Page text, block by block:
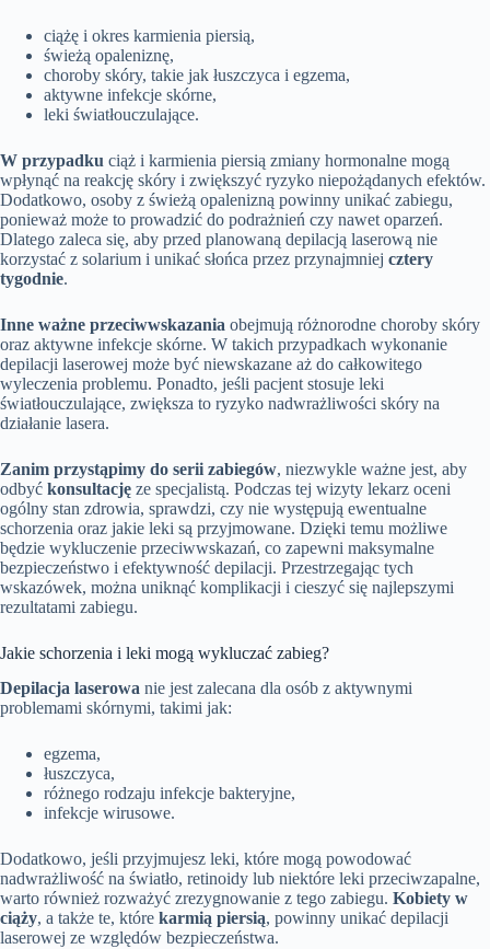
ciążę i okres karmienia piersią,
świeżą opaleniznę,
choroby skóry, takie jak łuszczyca i egzema,
aktywne infekcje skórne,
leki światłouczulające.
W przypadku ciąż i karmienia piersią zmiany hormonalne mogą
wpłynąć na reakcję skóry i zwiększyć ryzyko niepożądanych efektów.
Dodatkowo, osoby z świeżą opalenizną powinny unikać zabiegu,
ponieważ może to prowadzić do podrażnień czy nawet oparzeń.
Dlatego zaleca się, aby przed planowaną depilacją laserową nie
korzystać z solarium i unikać słońca przez przynajmniej cztery
tygodnie.
Inne ważne przeciwwskazania obejmują różnorodne choroby skóry
oraz aktywne infekcje skórne. W takich przypadkach wykonanie
depilacji laserowej może być niewskazane aż do całkowitego
wyleczenia problemu. Ponadto, jeśli pacjent stosuje leki
światłouczulające, zwiększa to ryzyko nadwrażliwości skóry na
działanie lasera.
Zanim przystąpimy do serii zabiegów, niezwykle ważne jest, aby
odbyć konsultację ze specjalistą. Podczas tej wizyty lekarz oceni
ogólny stan zdrowia, sprawdzi, czy nie występują ewentualne
schorzenia oraz jakie leki są przyjmowane. Dzięki temu możliwe
będzie wykluczenie przeciwwskazań, co zapewni maksymalne
bezpieczeństwo i efektywność depilacji. Przestrzegając tych
wskazówek, można uniknąć komplikacji i cieszyć się najlepszymi
rezultatami zabiegu.
Jakie schorzenia i leki mogą wykluczać zabieg?
Depilacja laserowa nie jest zalecana dla osób z aktywnymi
problemami skórnymi, takimi jak:
egzema,
łuszczyca,
różnego rodzaju infekcje bakteryjne,
infekcje wirusowe.
Dodatkowo, jeśli przyjmujesz leki, które mogą powodować
nadwrażliwość na światło, retinoidy lub niektóre leki przeciwzapalne,
warto również rozważyć zrezygnowanie z tego zabiegu. Kobiety w
ciąży, a także te, które karmią piersią, powinny unikać depilacji
laserowej ze względów bezpieczeństwa.